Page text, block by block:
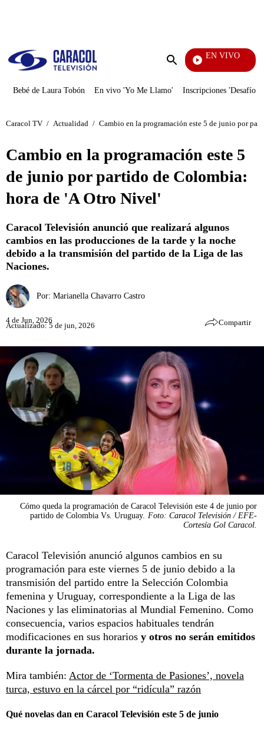
Enviar
EN VIVO
Televentas
Bebé de Laura Tobón En vivo 'Yo Me Llamo' Inscripciones 'Desafío'
Caracol TV / Actualidad / Cambio en la programación este 5 de junio por
Cambio en la programación este 5
de junio por partido de Colombia:
hora de 'A Otro Nivel'
Caracol Televisión anunció que realizará algunos
cambios en las producciones de la tarde y la noche
debido a la transmisión del partido de la Liga de las
Naciones.
Por: Marianella Chavarro Castro
4 de Jun, 2026
Actualizado: 5 de jun, 2026 Compartir
Cómo queda la programación de Caracol Televisión este 4 de junio por
partido de Colombia Vs. Uruguay. Foto: Caracol Televisión / EFE-
Cortesía Gol Caracol.
Caracol Televisión anunció algunos cambios en su
programación para este viernes 5 de junio debido a la
transmisión del partido entre la Selección Colombia
femenina y Uruguay, correspondiente a la Liga de las
Naciones y las eliminatorias al Mundial Femenino. Como
consecuencia, varios espacios habituales tendrán
modificaciones en sus horarios y otros no serán emitidos
durante la jornada.
Mira también: Actor de ‘Tormenta de Pasiones’, novela
turca, estuvo en la cárcel por “ridícula” razón
Qué novelas dan en Caracol Televisión este 5 de junio